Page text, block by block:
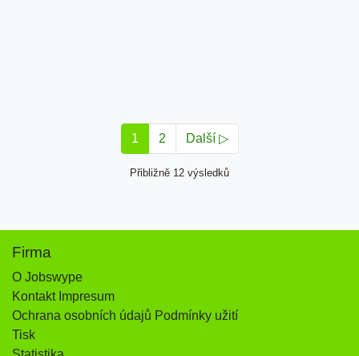
1 2 Další ▷
Přibližně 12 výsledků
Firma
O Jobswype
Kontakt Impresum
Ochrana osobních údajů Podmínky užití
Tisk